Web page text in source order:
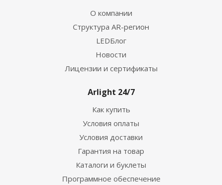
О компании
Структура AR-регион
LEDБлог
Новости
Лицензии и сертификаты
Arlight 24/7
Как купить
Условия оплаты
Условия доставки
Гарантия на товар
Каталоги и буклеты
Программное обеспечение